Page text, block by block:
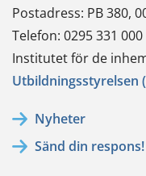
Postadress: PB 380,
Telefon: 0295 331 000
Institutet för de
Utbildningsstyrelsen
Nyheter
Sänd din respons!